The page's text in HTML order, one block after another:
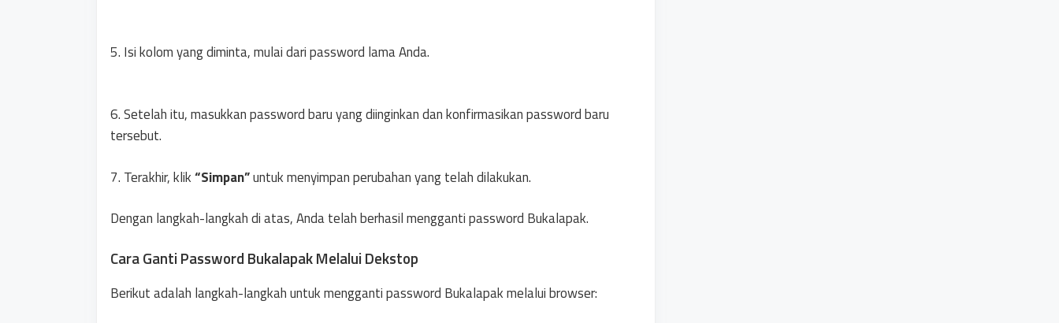
5. Isi kolom yang diminta, mulai dari password lama Anda.
6. Setelah itu, masukkan password baru yang diinginkan dan konfirmasikan password baru
tersebut.
7. Terakhir, klik“Simpan”untuk menyimpan perubahan yang telah dilakukan.
Dengan langkah-langkah di atas, Anda telah berhasil mengganti password Bukalapak.
Cara Ganti Password Bukalapak Melalui Dekstop
Berikut adalah langkah-langkah untuk mengganti password Bukalapak melalui browser: